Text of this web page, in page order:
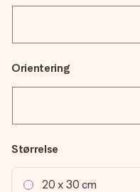
Orientering
Størrelse
20 x 30 cm